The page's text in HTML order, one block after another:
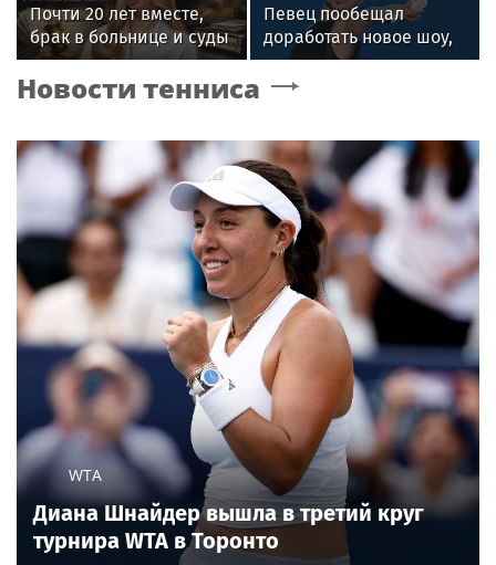
Почти 20 лет вместе,
брак в больнице и суды
за миллиард: как
сейчас живет вдова
Певец пообещал
доработать новое шоу,
подвергнутое критике
Новости тенниса
WTA
Диана Шнайдер вышла в третий круг
турнира WTA в Торонто